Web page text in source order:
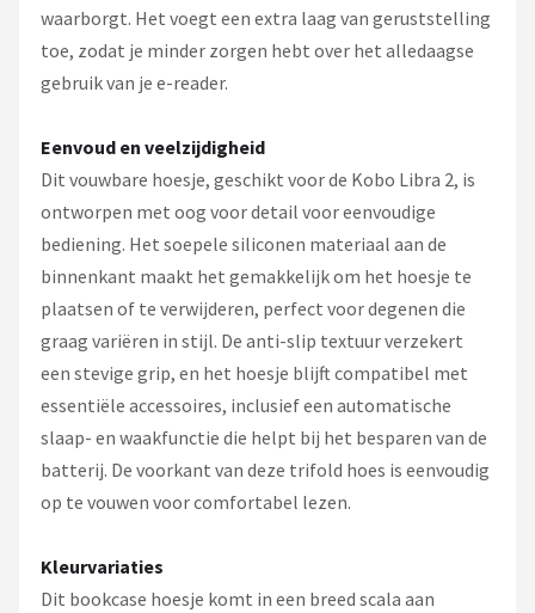
waarborgt. Het voegt een extra laag van geruststelling
toe, zodat je minder zorgen hebt over het alledaagse
gebruik van je e-reader.
Eenvoud en veelzijdigheid
Dit vouwbare hoesje, geschikt voor de Kobo Libra 2, is
ontworpen met oog voor detail voor eenvoudige
bediening. Het soepele siliconen materiaal aan de
binnenkant maakt het gemakkelijk om het hoesje te
plaatsen of te verwijderen, perfect voor degenen die
graag variëren in stijl. De anti-slip textuur verzekert
een stevige grip, en het hoesje blijft compatibel met
essentiële accessoires, inclusief een automatische
slaap- en waakfunctie die helpt bij het besparen van de
batterij. De voorkant van deze trifold hoes is eenvoudig
op te vouwen voor comfortabel lezen.
Kleurvariaties
Dit bookcase hoesje komt in een breed scala aan